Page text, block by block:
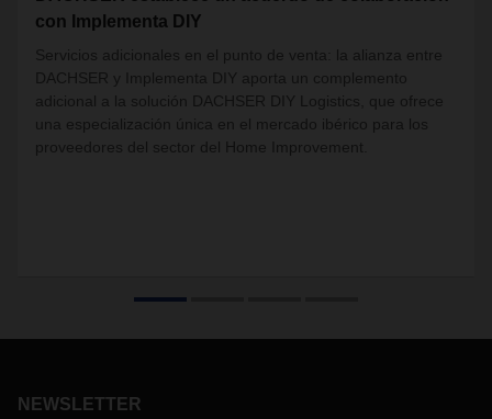
con Implementa DIY
Servicios adicionales en el punto de venta: la alianza entre
DACHSER y Implementa DIY aporta un complemento
adicional a la solución DACHSER DIY Logistics, que ofrece
una especialización única en el mercado ibérico para los
proveedores del sector del Home Improvement.
NEWSLETTER